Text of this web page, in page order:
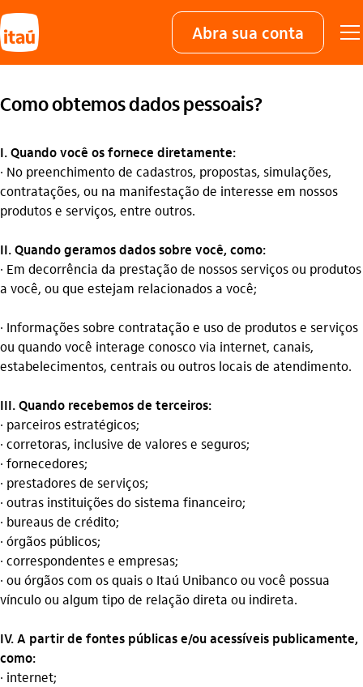
Abra sua conta
Como obtemos dados pessoais?
I. Quando você os fornece diretamente:
· No preenchimento de cadastros, propostas, simulações,
contratações, ou na manifestação de interesse em nossos
produtos e serviços, entre outros.
II. Quando geramos dados sobre você, como:
· Em decorrência da prestação de nossos serviços ou produtos
a você, ou que estejam relacionados a você;
· Informações sobre contratação e uso de produtos e serviços
ou quando você interage conosco via internet, canais,
estabelecimentos, centrais ou outros locais de atendimento.
III. Quando recebemos de terceiros:
· parceiros estratégicos;
· corretoras, inclusive de valores e seguros;
· fornecedores;
· prestadores de serviços;
· outras instituições do sistema financeiro;
· bureaus de crédito;
· órgãos públicos;
· correspondentes e empresas;
· ou órgãos com os quais o Itaú Unibanco ou você possua
vínculo ou algum tipo de relação direta ou indireta.
IV. A partir de fontes públicas e/ou acessíveis publicamente,
como:
· internet;